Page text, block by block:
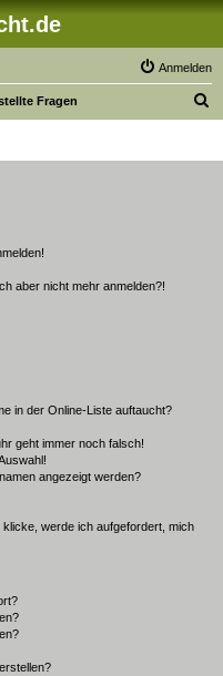
Anmelden
Fragen
aber nicht mehr anmelden?!
in der Online-Liste auftaucht?
geht immer noch falsch!
angezeigt werden?
werde ich aufgefordert, mich